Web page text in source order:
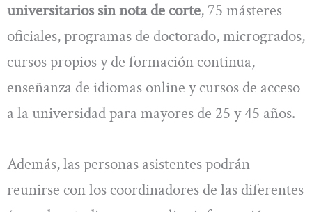
universitarios sin nota de corte, 75 másteres
oficiales, programas de doctorado, microgrados,
cursos propios y de formación continua,
enseñanza de idiomas online y cursos de acceso
a la universidad para mayores de 25 y 45 años.
Además, las personas asistentes podrán
reunirse con los coordinadores de las diferentes